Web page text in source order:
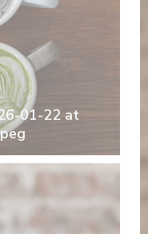
01-22 at